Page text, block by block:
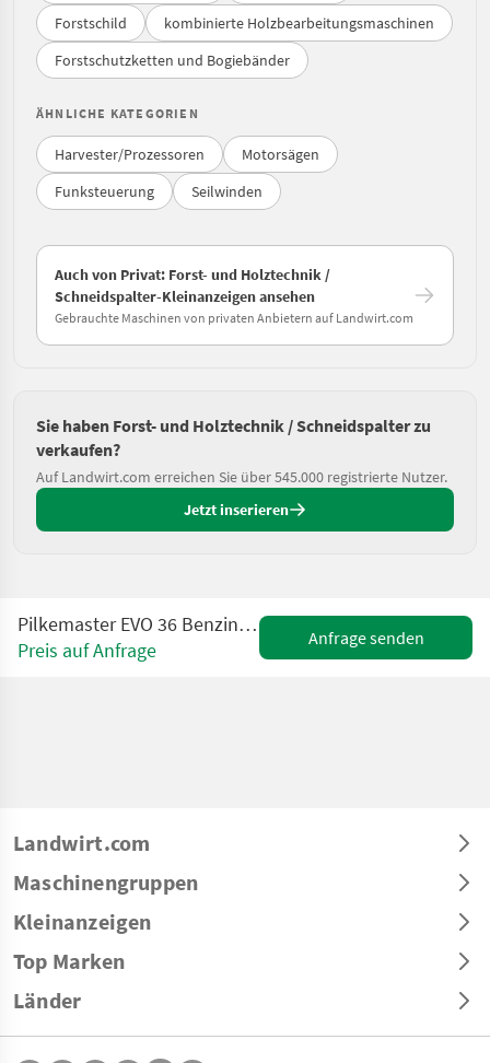
Forstschild
kombinierte Holzbearbeitungsmaschinen
Forstschutzketten und Bogiebänder
ÄHNLICHE KATEGORIEN
Harvester/Prozessoren
Motorsägen
Funksteuerung
Seilwinden
Auch von Privat: Forst- und Holztechnik /
Schneidspalter-Kleinanzeigen ansehen
Gebrauchte Maschinen von privaten Anbietern auf Landwirt.com
Sie haben Forst- und Holztechnik / Schneidspalter zu
verkaufen?
Auf Landwirt.com erreichen Sie über 545.000 registrierte Nutzer.
Jetzt inserieren
Pilkemaster EVO 36 Benzinmotor 10to 36cm Stammheber Fahrwerk
Preis auf Anfrage
Anfrage senden
Landwirt.com
Maschinengruppen
Kleinanzeigen
Top Marken
Länder